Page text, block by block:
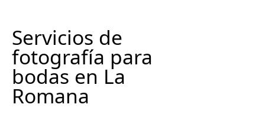
Servicios de
fotografía para
bodas en La
Romana